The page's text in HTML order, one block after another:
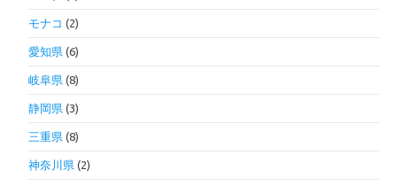
モナコ (2)
愛知県 (6)
岐阜県 (8)
静岡県 (3)
三重県 (8)
神奈川県 (2)